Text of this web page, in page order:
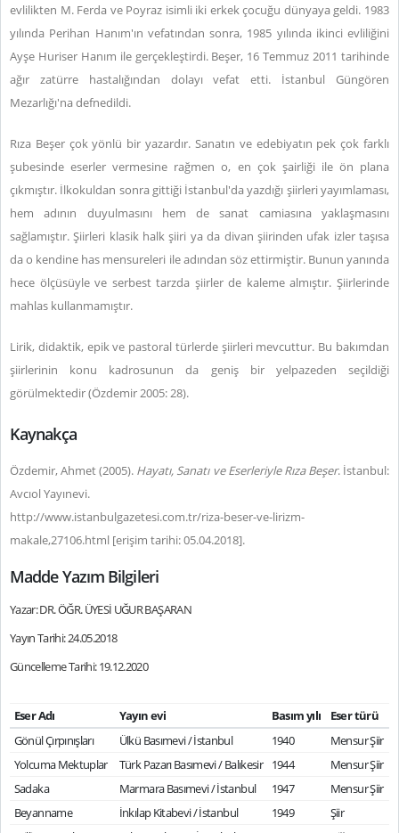
evlilikten M. Ferda ve Poyraz isimli iki erkek çocuğu dünyaya geldi. 1983
yılında Perihan Hanım'ın vefatından sonra, 1985 yılında ikinci evliliğini
Ayşe Huriser Hanım ile gerçekleştirdi. Beşer, 16 Temmuz 2011 tarihinde
ağır zatürre hastalığından dolayı vefat etti. İstanbul Güngören
Mezarlığı'na defnedildi.
Rıza Beşer çok yönlü bir yazardır. Sanatın ve edebiyatın pek çok farklı
şubesinde eserler vermesine rağmen o, en çok şairliği ile ön plana
çıkmıştır. İlkokuldan sonra gittiği İstanbul'da yazdığı şiirleri yayımlaması,
hem adının duyulmasını hem de sanat camiasına yaklaşmasını
sağlamıştır. Şiirleri klasik halk şiiri ya da divan şiirinden ufak izler taşısa
da o kendine has mensureleri ile adından söz ettirmiştir. Bunun yanında
hece ölçüsüyle ve serbest tarzda şiirler de kaleme almıştır. Şiirlerinde
mahlas kullanmamıştır.
Lirik, didaktik, epik ve pastoral türlerde şiirleri mevcuttur. Bu bakımdan
şiirlerinin konu kadrosunun da geniş bir yelpazeden seçildiği
görülmektedir (Özdemir 2005: 28).
Kaynakça
Özdemir, Ahmet (2005). Hayatı, Sanatı ve Eserleriyle Rıza Beşer. İstanbul:
Avcıol Yayınevi.
http://www.istanbulgazetesi.com.tr/riza-beser-ve-lirizm-
makale,27106.html [erişim tarihi: 05.04.2018].
Madde Yazım Bilgileri
Yazar: DR. ÖĞR. ÜYESİ UĞUR BAŞARAN
Yayın Tarihi: 24.05.2018
Güncelleme Tarihi: 19.12.2020
Eser Adı Yayın evi Basım yılı
Eser türü
Gönül Çırpınışları
Ülkü Basımevi / İstanbul 1940
Mensur Şiir
Yolcuma Mektuplar
Türk Pazarı Basımevi / Balıkesir 1944
Mensur Şiir
Sadaka
Marmara Basımevi / İstanbul 1947
Mensur Şiir
Beyanname
İnkılap Kitabevi / İstanbul 1949
Şiir